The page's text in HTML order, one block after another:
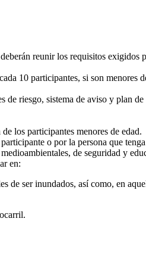
reunir los requisitos
10 participantes, si son menores
de riesgo, sistema de aviso y plan de
los participantes menores de edad.
o por la persona que
de seguridad y
en:
de ser inundados, así como, en